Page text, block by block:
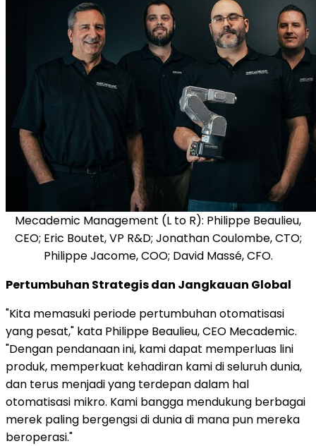
Mecademic Management (L to R): Philippe Beaulieu,
CEO; Eric Boutet, VP R&D; Jonathan Coulombe, CTO;
Philippe Jacome, COO; David Massé, CFO.
Pertumbuhan Strategis dan Jangkauan Global
"Kita memasuki periode pertumbuhan otomatisasi
yang pesat," kata Philippe Beaulieu, CEO Mecademic.
"Dengan pendanaan ini, kami dapat memperluas lini
produk, memperkuat kehadiran kami di seluruh dunia,
dan terus menjadi yang terdepan dalam hal
otomatisasi mikro. Kami bangga mendukung berbagai
merek paling bergengsi di dunia di mana pun mereka
beroperasi."